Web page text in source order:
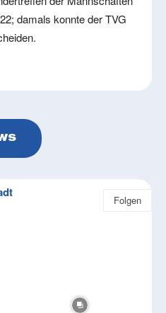
damals konnte der TVG
Folgen